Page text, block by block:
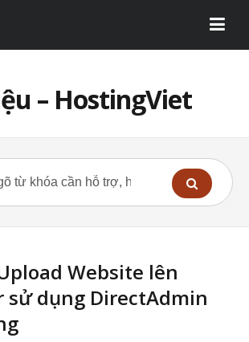
– HostingViet
Website lên
sử dụng DirectAdmin